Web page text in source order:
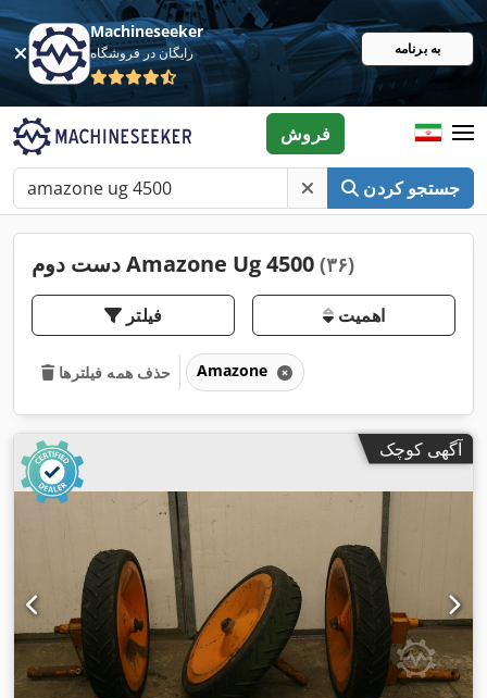
Machineseeker
رایگان در فروشگاه به برنامه
جستجو کردن
فروش
دست دوم Amazone Ug 4500 (۳۶)
فیلتر اهمیت
حذف همه فیلترها Amazone
آگهی کوچک